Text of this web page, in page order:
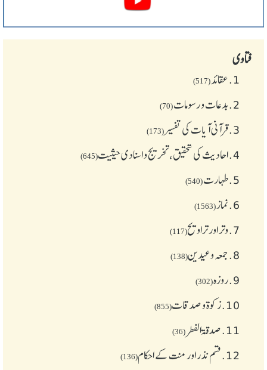
فتاوی
1. عقائد(517)
2. بدعات و رسومات(70)
3. قرآنی آیات کی تفسیر(173)
4. احادیث کی تحقیق، تخریج و اسنادی حیثیت(645)
5. طهارت(540)
6. نماز(1563)
7. وتر اور تراویح(117)
8. جمعہ وعیدین(138)
9. روزہ(302)
10. زکوة و صدقات(855)
11. صدقۃ الفطر (36)
12. قسم نذر اور منت کے احکام(136)